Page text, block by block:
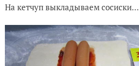
На кетчуп выкладываем сосиски...